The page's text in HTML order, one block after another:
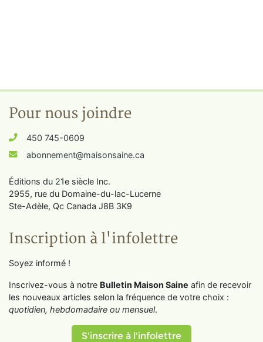
Pour nous joindre
450 745-0609
abonnement@maisonsaine.ca
Éditions du 21e siècle Inc.
2955, rue du Domaine-du-lac-Lucerne
Ste-Adèle, Qc Canada J8B 3K9
Inscription à l'infolettre
Soyez informé !
Inscrivez-vous à notre Bulletin Maison Saine afin de recevoir
les nouveaux articles selon la fréquence de votre choix :
quotidien, hebdomadaire ou mensuel.
S'inscrire à l'infolettre